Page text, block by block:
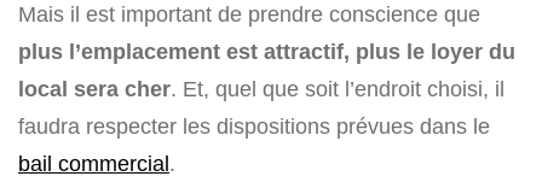
Mais il est important de prendre conscience que
plus l’emplacement est attractif, plus le loyer du
local sera cher. Et, quel que soit l’endroit choisi, il
faudra respecter les dispositions prévues dans le
bail commercial.